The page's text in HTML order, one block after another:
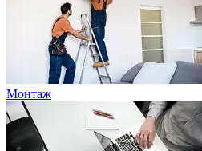
Монтаж